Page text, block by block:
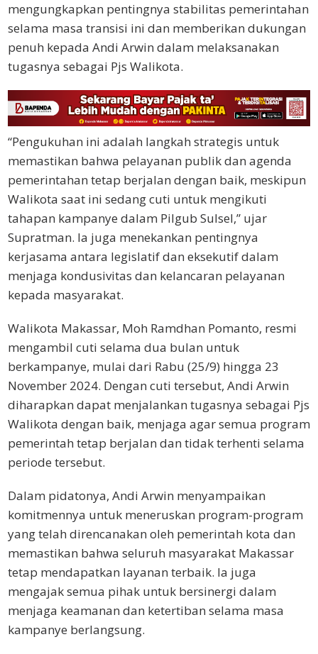
mengungkapkan pentingnya stabilitas pemerintahan
selama masa transisi ini dan memberikan dukungan
penuh kepada Andi Arwin dalam melaksanakan
tugasnya sebagai Pjs Walikota.
“Pengukuhan ini adalah langkah strategis untuk
memastikan bahwa pelayanan publik dan agenda
pemerintahan tetap berjalan dengan baik, meskipun
Walikota saat ini sedang cuti untuk mengikuti
tahapan kampanye dalam Pilgub Sulsel,” ujar
Supratman. Ia juga menekankan pentingnya
kerjasama antara legislatif dan eksekutif dalam
menjaga kondusivitas dan kelancaran pelayanan
kepada masyarakat.
Walikota Makassar, Moh Ramdhan Pomanto, resmi
mengambil cuti selama dua bulan untuk
berkampanye, mulai dari Rabu (25/9) hingga 23
November 2024. Dengan cuti tersebut, Andi Arwin
diharapkan dapat menjalankan tugasnya sebagai Pjs
Walikota dengan baik, menjaga agar semua program
pemerintah tetap berjalan dan tidak terhenti selama
periode tersebut.
Dalam pidatonya, Andi Arwin menyampaikan
komitmennya untuk meneruskan program-program
yang telah direncanakan oleh pemerintah kota dan
memastikan bahwa seluruh masyarakat Makassar
tetap mendapatkan layanan terbaik. Ia juga
mengajak semua pihak untuk bersinergi dalam
menjaga keamanan dan ketertiban selama masa
kampanye berlangsung.